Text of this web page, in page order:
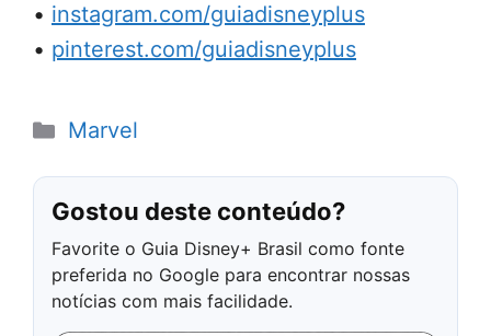
• instagram.com/guiadisneyplus
• pinterest.com/guiadisneyplus
Categorias
Marvel
Gostou deste conteúdo?
Favorite o Guia Disney+ Brasil como fonte
preferida no Google para encontrar nossas
notícias com mais facilidade.